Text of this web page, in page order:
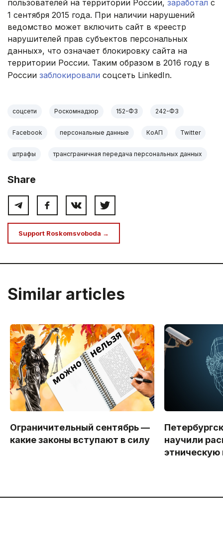
пользователей на территории России, заработал с
1 сентября 2015 года. При наличии нарушений
ведомство может включить сайт в «реестр
нарушителей прав субъектов персональных
данных», что означает блокировку сайта на
территории России. Таким образом в 2016 году в
России заблокировали соцсеть LinkedIn.
соцсети Роскомнадзор 152-ФЗ 242-ФЗ
Facebook персональные данные КоАП Twitter
штрафы трансграничная передача персональных данных
Share
Support Roskomsvoboda →
Similar articles
Ограничительный сентябрь —
какие законы вступают в силу
научили